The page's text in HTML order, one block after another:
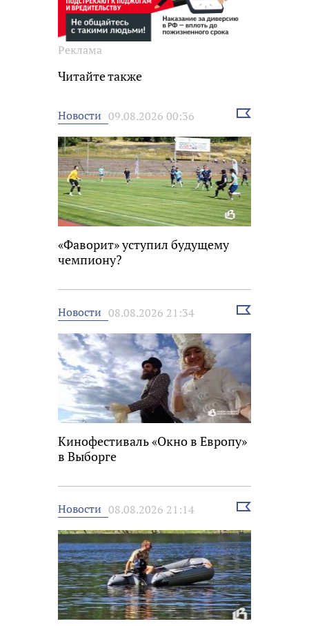
Реклама
Читайте также
Новости 09.08.2026 00:36
Выбрать
«Фаворит» уступил будущему
чемпиону?
Новости 08.08.2026 21:34
Выбрать
Кинофестиваль «Окно в Европу»
в Выборге
Новости 08.08.2026 21:14
Выбрать